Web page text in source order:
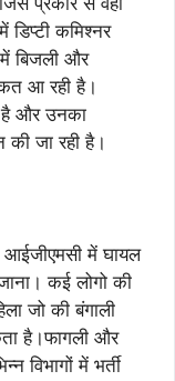
कमिश्नर
बिजली और
आ रही है।
है और उनका
जा रही है।
आईजीएमसी में घायल
कई लोगो की
जो की बंगाली
है।फागली और
विभागों में भर्ती